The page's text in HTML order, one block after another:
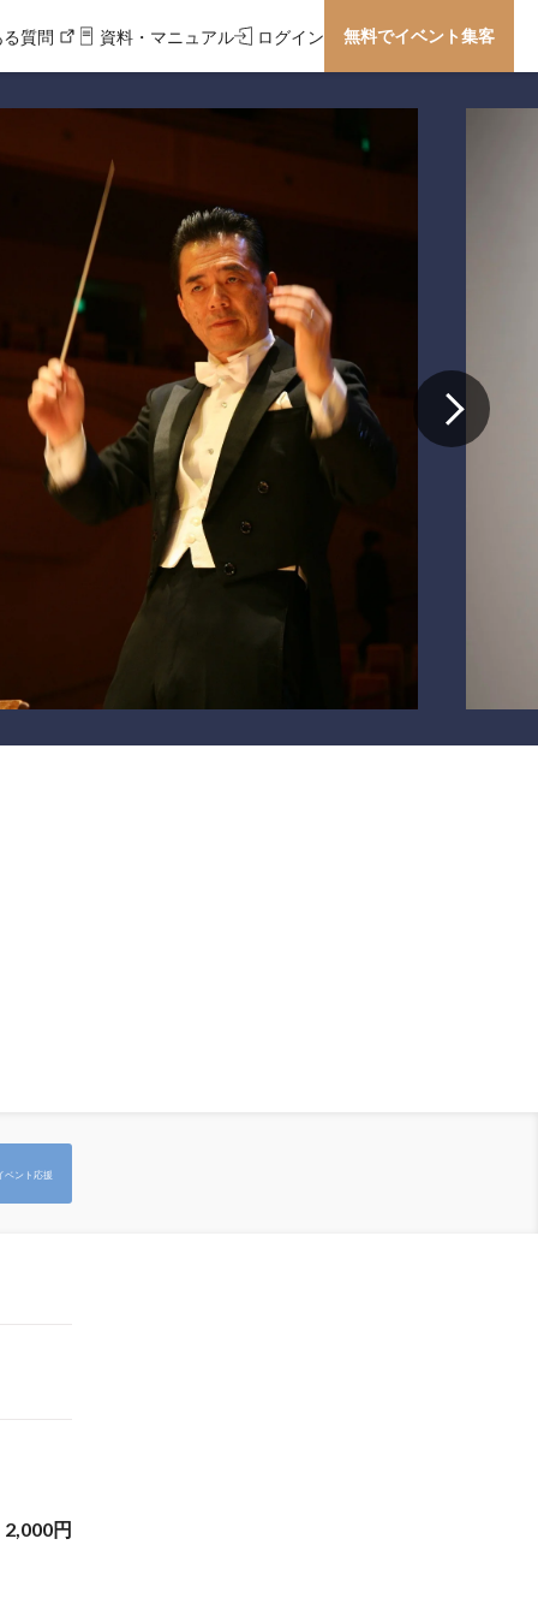
る質問 資料・マニュアル ログイン 無料でイベント集客
ベント応援
2,000円